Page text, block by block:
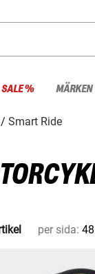
SALE % MÄRKEN
Smart Ride
per sida: